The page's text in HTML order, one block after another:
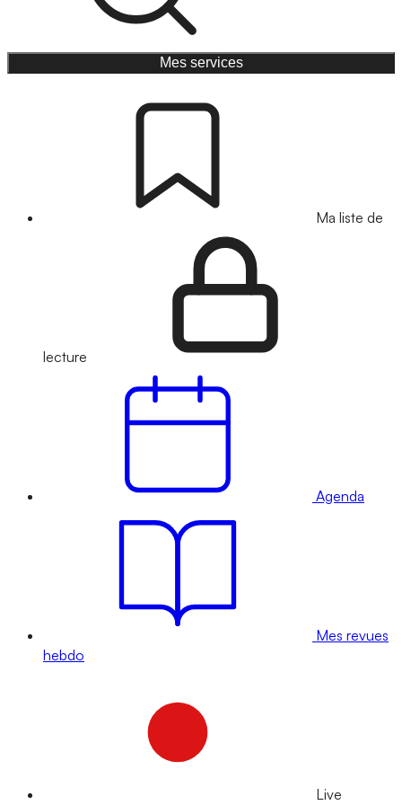
Mes services
Ma liste de
lecture
Agenda
Mes revues
hebdo
Live